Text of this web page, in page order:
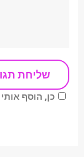
כן, הוסף